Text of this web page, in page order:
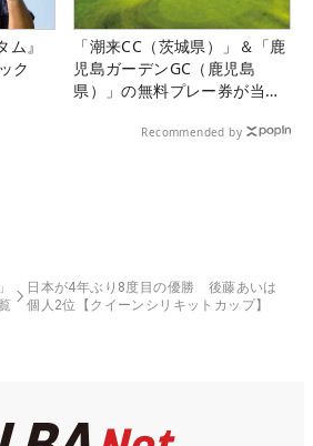
』
ク
「潮来CC（茨城県）」＆「鹿
児島ガーデンGC（鹿児島
県）」の無料プレー券が当た
Recommended by
日本が4年ぶり8度目の優勝 後藤あいは
個人2位【クイーンシリキットカップ】